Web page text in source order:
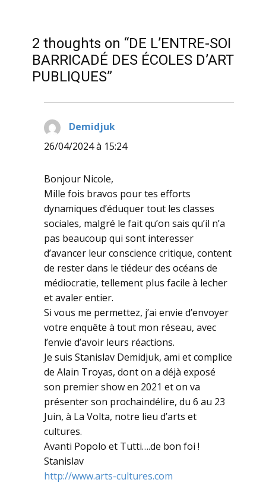
2 thoughts on “DE L’ENTRE-SOI
BARRICADÉ DES ÉCOLES D’ART
PUBLIQUES”
Demidjuk
26/04/2024 à 15:24
Bonjour Nicole,
Mille fois bravos pour tes efforts
dynamiques d’éduquer tout les classes
sociales, malgré le fait qu’on sais qu’il n’a
pas beaucoup qui sont interesser
d’avancer leur conscience critique, content
de rester dans le tiédeur des océans de
médiocratie, tellement plus facile à lecher
et avaler entier.
Si vous me permettez, j’ai envie d’envoyer
votre enquête à tout mon réseau, avec
l’envie d’avoir leurs réactions.
Je suis Stanislav Demidjuk, ami et complice
de Alain Troyas, dont on a déjà exposé
son premier show en 2021 et on va
présenter son prochaindélire, du 6 au 23
Juin, à La Volta, notre lieu d’arts et
cultures.
Avanti Popolo et Tutti….de bon foi !
Stanislav
http://www.arts-cultures.com